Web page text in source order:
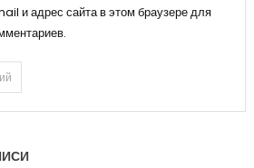
и адрес сайта в этом браузере для